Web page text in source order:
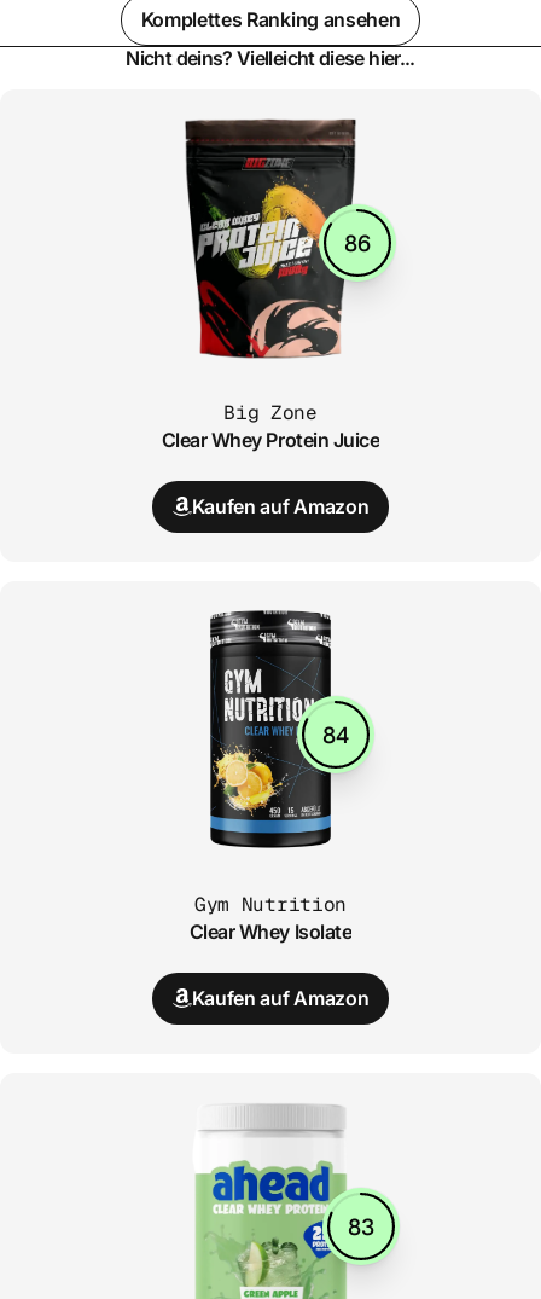
Komplettes Ranking ansehen
Nicht deins? Vielleicht diese hier...
86
Big Zone
Clear Whey Protein Juice
Kaufen auf Amazon
84
Gym Nutrition
Clear Whey Isolate
Kaufen auf Amazon
83